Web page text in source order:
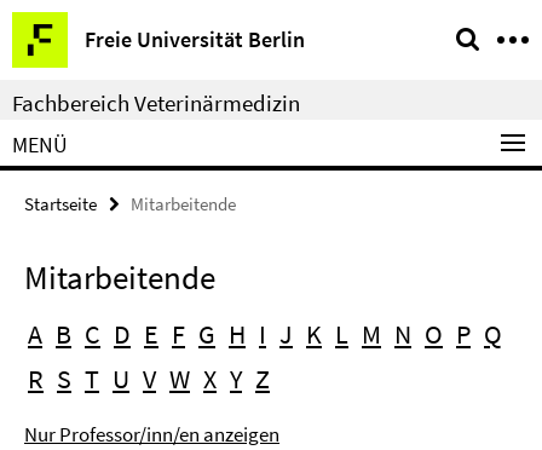
Springe
direkt
zu
Inhalt
Freie Universität Berlin
Service-
Navigation
Fachbereich Veterinärmedizin
MENÜ
Startseite Mitarbeitende
Mitarbeitende
A B C D E F G H I J K L M N O P Q
R S T U V W X Y Z
Nur Professor/inn/en anzeigen